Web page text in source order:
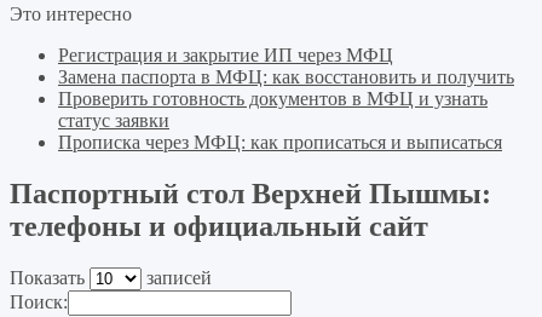
Это интересно
Регистрация и закрытие ИП через МФЦ
Замена паспорта в МФЦ: как восстановить и получить
Проверить готовность документов в МФЦ и узнать
статус заявки
Прописка через МФЦ: как прописаться и выписаться
Паспортный стол Верхней Пышмы:
телефоны и официальный сайт
Показать
записей
Поиск: